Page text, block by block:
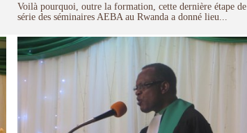
Voilà pourquoi, outre la formation, cette dernière étape
série des séminaires AEBA au Rwanda a donné lieu...